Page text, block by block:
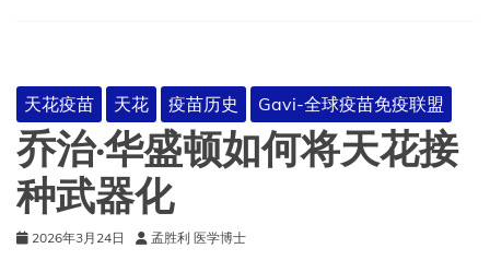
代
严
重
的
流
感
嗜
血
天花疫苗 天花 疫苗历史 Gavi-全球疫苗免疫联盟
乔治·华盛顿如何将天花接
种武器化
2026年3月24日 孟胜利 医学博士